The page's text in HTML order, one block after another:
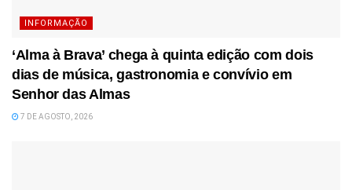
INFORMAÇÃO
‘Alma à Brava’ chega à quinta edição com dois
dias de música, gastronomia e convívio em
Senhor das Almas
7 DE AGOSTO, 2026